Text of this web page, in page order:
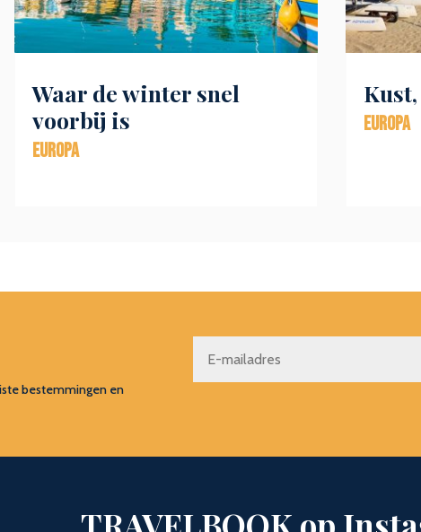
Waar de winter snel
voorbij is
Europa
Europa
bestemmingen en